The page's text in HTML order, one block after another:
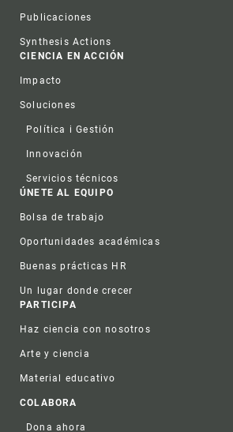
Publicaciones
Synthesis Actions
CIENCIA EN ACCIÓN
Impacto
Soluciones
Política i Gestión
Innovación
Servicios técnicos
ÚNETE AL EQUIPO
Bolsa de trabajo
Oportunidades académicas
Buenas prácticas HR
Un lugar donde crecer
PARTICIPA
Haz ciencia con nosotros
Arte y ciencia
Material educativo
COLABORA
Dona ahora